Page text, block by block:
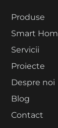
Produse
Smart
Servicii
Proiecte
Despre noi
Blog
Contact